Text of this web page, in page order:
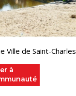
Ville de Saint-
à